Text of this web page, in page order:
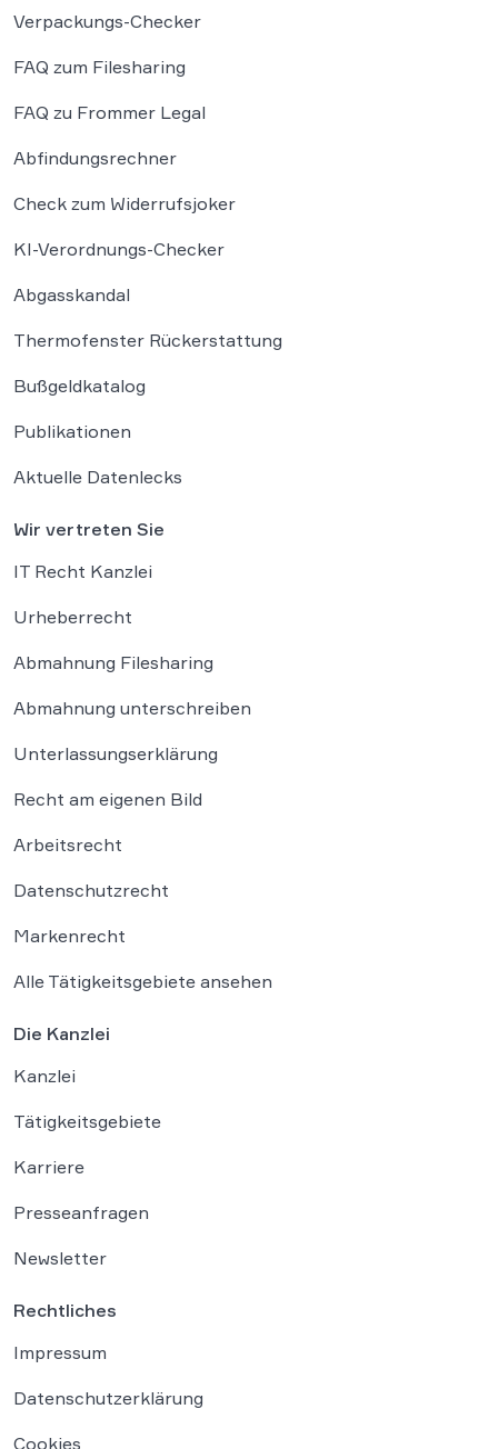
Verpackungs-Checker
FAQ zum Filesharing
FAQ zu Frommer Legal
Abfindungsrechner
Check zum Widerrufsjoker
KI-Verordnungs-Checker
Abgasskandal
Thermofenster Rückerstattung
Bußgeldkatalog
Publikationen
Aktuelle Datenlecks
Wir vertreten Sie
IT Recht Kanzlei
Urheberrecht
Abmahnung Filesharing
Abmahnung unterschreiben
Unterlassungserklärung
Recht am eigenen Bild
Arbeitsrecht
Datenschutzrecht
Markenrecht
Alle Tätigkeitsgebiete ansehen
Die Kanzlei
Kanzlei
Tätigkeitsgebiete
Karriere
Presseanfragen
Newsletter
Rechtliches
Impressum
Datenschutzerklärung
Cookies